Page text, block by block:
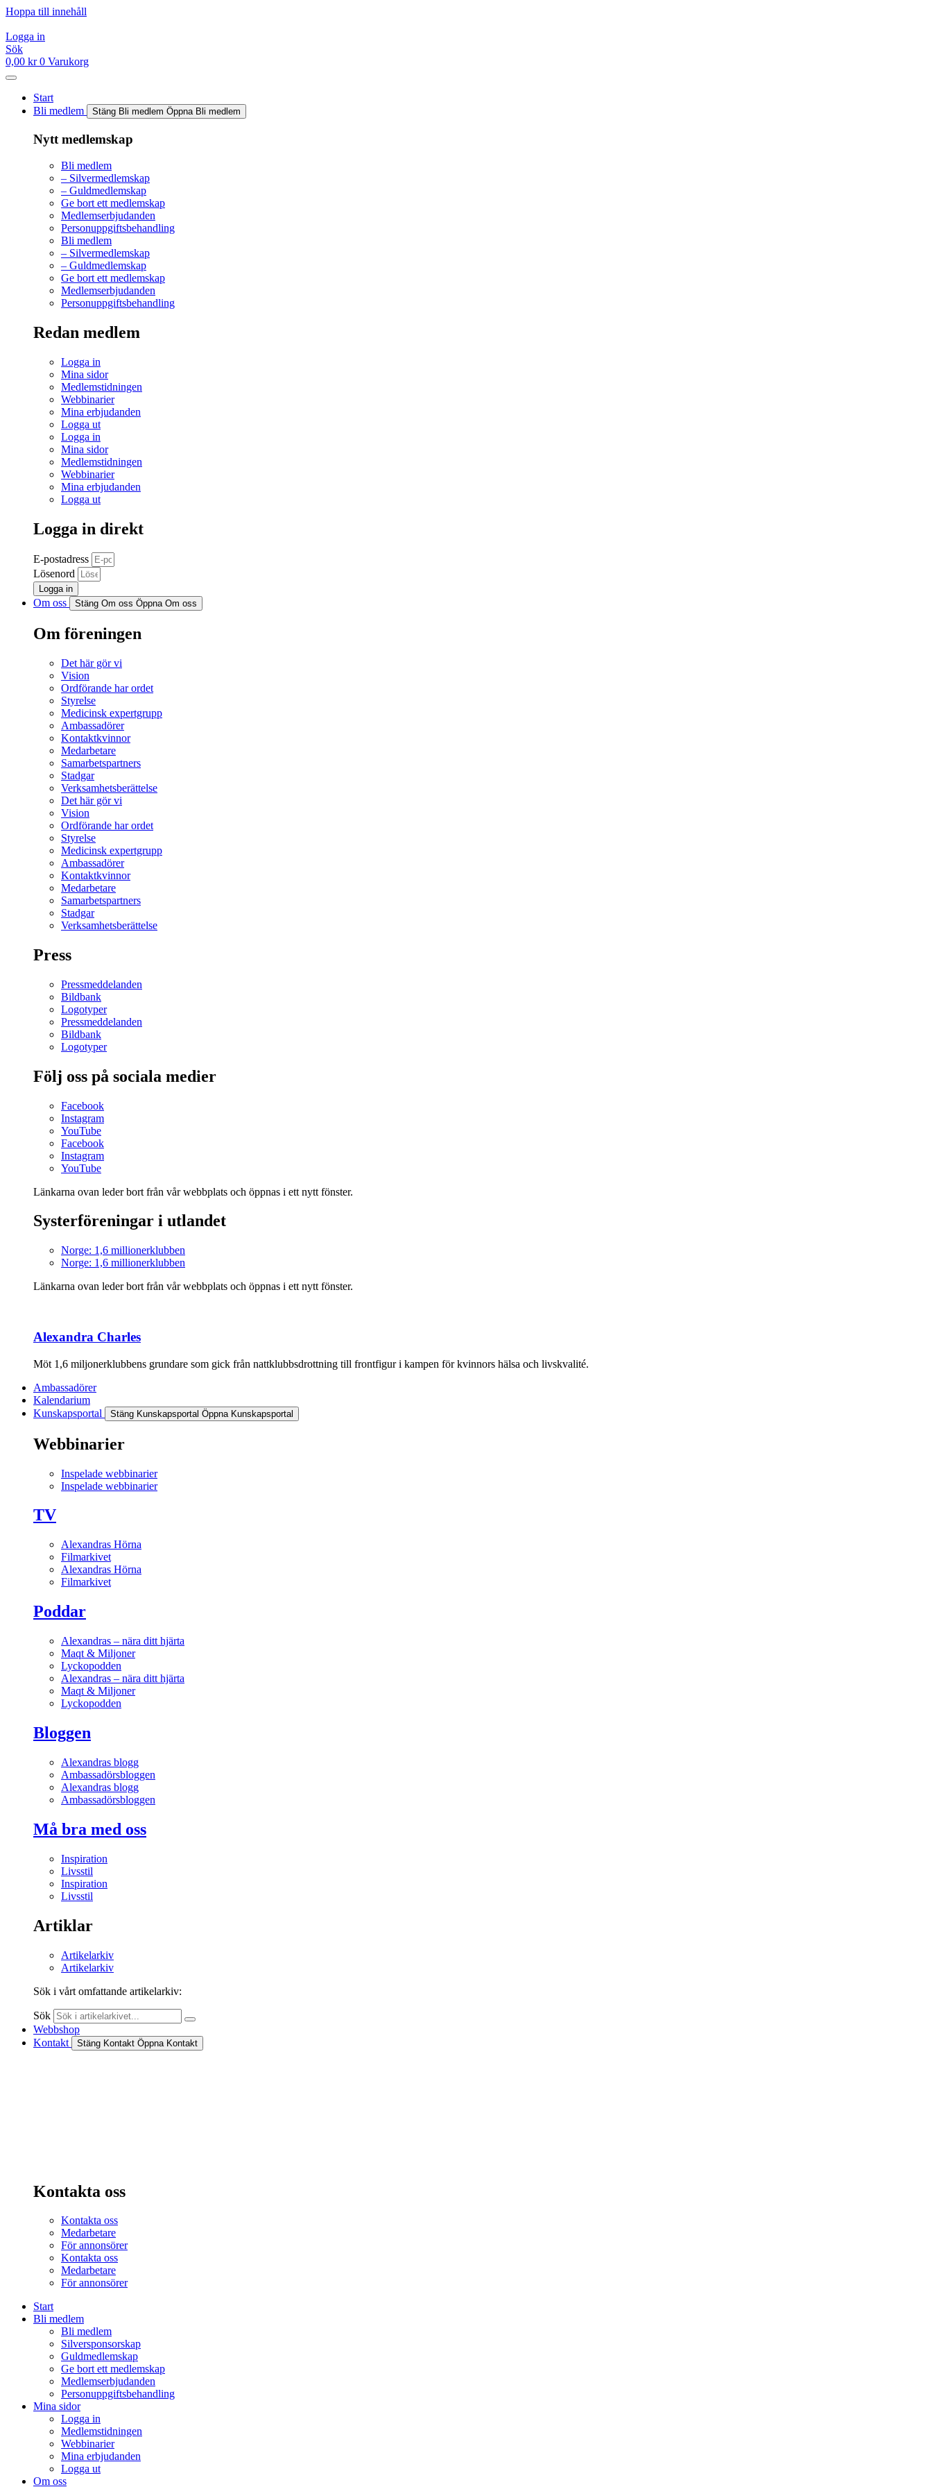
Hoppa till innehåll
Logga in
Sök
0,00 kr 0 Varukorg
Start
Bli medlem
Stäng Bli medlem Öppna Bli medlem
Nytt medlemskap
Bli medlem
– Silvermedlemskap
– Guldmedlemskap
Ge bort ett medlemskap
Medlemserbjudanden
Personuppgiftsbehandling
Bli medlem
– Silvermedlemskap
– Guldmedlemskap
Ge bort ett medlemskap
Medlemserbjudanden
Personuppgiftsbehandling
Redan medlem
Logga in
Mina sidor
Medlemstidningen
Webbinarier
Mina erbjudanden
Logga ut
Logga in
Mina sidor
Medlemstidningen
Webbinarier
Mina erbjudanden
Logga ut
Logga in direkt
E-postadress
Lösenord
Logga in
Om oss Stäng Om oss Öppna Om oss
Om föreningen
Det här gör vi
Vision
Ordförande har ordet
Styrelse
Medicinsk expertgrupp
Ambassadörer
Kontaktkvinnor
Medarbetare
Samarbetspartners
Stadgar
Verksamhetsberättelse
Det här gör vi
Vision
Ordförande har ordet
Styrelse
Medicinsk expertgrupp
Ambassadörer
Kontaktkvinnor
Medarbetare
Samarbetspartners
Stadgar
Verksamhetsberättelse
Press
Pressmeddelanden
Bildbank
Logotyper
Pressmeddelanden
Bildbank
Logotyper
Följ oss på sociala medier
Facebook
Instagram
YouTube
Facebook
Instagram
YouTube
Länkarna ovan leder bort från vår webbplats och öppnas i ett nytt fönster.
Systerföreningar i utlandet
Norge: 1,6 millionerklubben
Norge: 1,6 millionerklubben
Länkarna ovan leder bort från vår webbplats och öppnas i ett nytt fönster.
Alexandra Charles
Möt 1,6 miljonerklubbens grundare som gick från nattklubbsdrottning till frontfigur i kampen för kvinnors hälsa och livskvalité.
Ambassadörer
Kalendarium
Kunskapsportal
Stäng Kunskapsportal Öppna Kunskapsportal
Webbinarier
Inspelade webbinarier
Inspelade webbinarier
TV
Alexandras Hörna
Filmarkivet
Alexandras Hörna
Filmarkivet
Poddar
Alexandras – nära ditt hjärta
Maqt & Miljoner
Lyckopodden
Alexandras – nära ditt hjärta
Maqt & Miljoner
Lyckopodden
Bloggen
Alexandras blogg
Ambassadörsbloggen
Alexandras blogg
Ambassadörsbloggen
Må bra med oss
Inspiration
Livsstil
Inspiration
Livsstil
Artiklar
Artikelarkiv
Artikelarkiv
Sök i vårt omfattande artikelarkiv:
Sök
Webbshop
Kontakt
Stäng Kontakt Öppna Kontakt
Kontakta oss
Kontakta oss
Medarbetare
För annonsörer
Kontakta oss
Medarbetare
För annonsörer
Start
Bli medlem
Bli medlem
Silversponsorskap
Guldmedlemskap
Ge bort ett medlemskap
Medlemserbjudanden
Personuppgiftsbehandling
Mina sidor
Logga in
Medlemstidningen
Webbinarier
Mina erbjudanden
Logga ut
Om oss